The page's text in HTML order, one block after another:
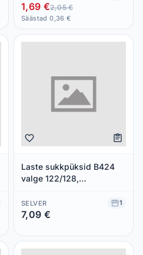
1,69 €2,05 €
Säästad 0,36 €
Laste sukkpüksid B424
valge 122/128,
SELVER 1
7,09 €